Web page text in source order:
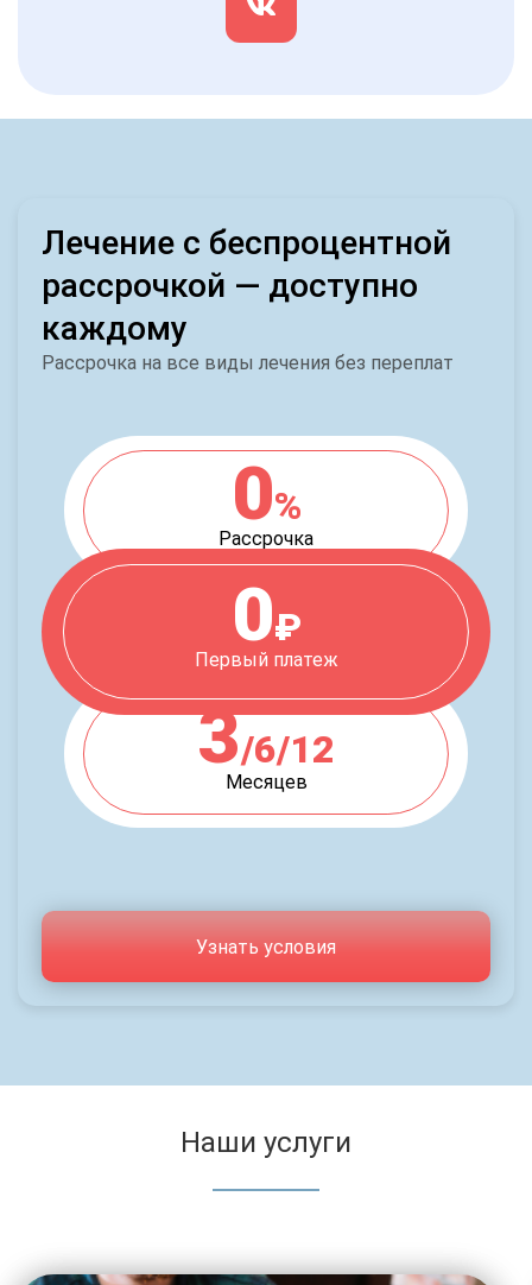
Лечение с беспроцентной
рассрочкой — доступно
каждому
Рассрочка на все виды лечения без переплат
0%
Рассрочка
0₽
Первый платеж
3/6/12
Месяцев
Узнать условия
Наши услуги